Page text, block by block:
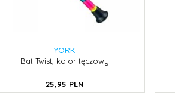
YORK
Bat Twist, kolor tęczowy
25,95 PLN